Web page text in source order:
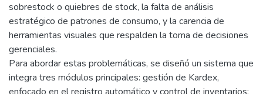
sobrestock o quiebres de stock, la falta de análisis
estratégico de patrones de consumo, y la carencia de
herramientas visuales que respalden la toma de decisiones
gerenciales.
Para abordar estas problemáticas, se diseñó un sistema que
integra tres módulos principales: gestión de Kardex,